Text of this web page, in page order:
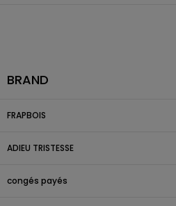
BRAND
FRAPBOIS
ADIEU TRISTESSE
congés payés